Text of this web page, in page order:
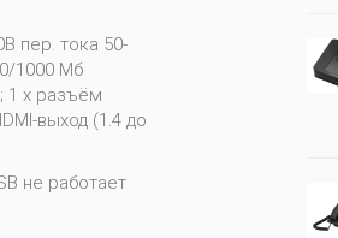
пер. тока 50-
1000 Мб
1 x разъём
выход (1.4 до
не работает